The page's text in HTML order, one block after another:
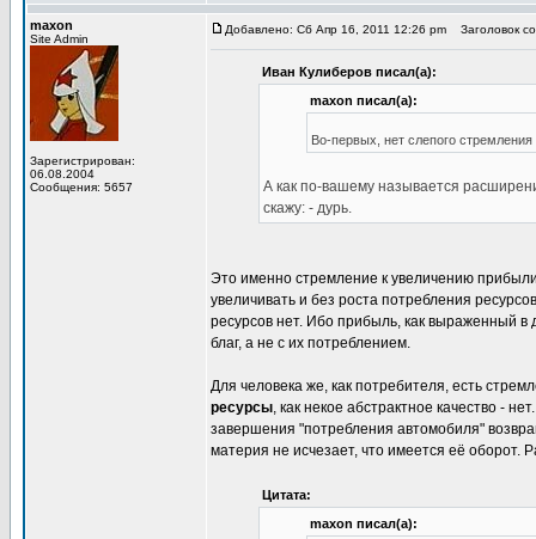
maxon
Site Admin
Зарегистрирован:
06.08.2004
Сообщения: 5657
Добавлено: Сб Апр 16, 2011 12:26 pm Заголовок
Иван Кулиберов писал(а):
maxon писал(а):
Во-первых, нет слепого
А как по-вашему называется
скажу: - дурь.
Это именно стремление к увеличению
увеличивать и без роста потребления
ресурсов нет. Ибо прибыль, как выраженный в
благ, а не с их потреблением.
Для человека же, как потребителя, есть
ресурсы, как некое абстрактное качество -
завершения "потребления автомобиля"
материя не исчезает, что имеется её оборот.
Цитата:
maxon писал(а):